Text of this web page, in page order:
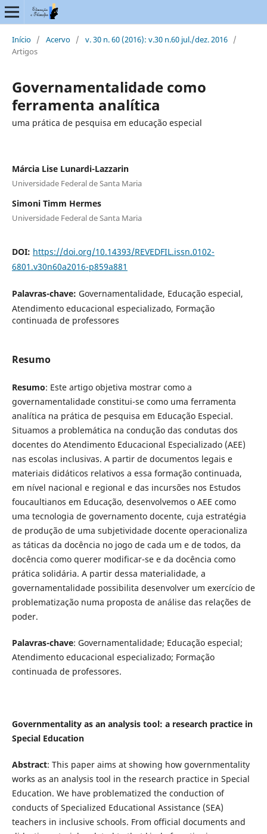
Início / Acervo / v. 30 n. 60 (2016): v.30 n.60 jul./dez. 2016 /
Artigos
Governamentalidade como
ferramenta analítica
uma prática de pesquisa em educação especial
Márcia Lise Lunardi-Lazzarin
Universidade Federal de Santa Maria
Simoni Timm Hermes
Universidade Federal de Santa Maria
DOI: https://doi.org/10.14393/REVEDFIL.issn.0102-
6801.v30n60a2016-p859a881
Palavras-chave: Governamentalidade, Educação especial,
Atendimento educacional especializado, Formação
continuada de professores
Resumo
Resumo: Este artigo objetiva mostrar como a
governamentalidade constitui-se como uma ferramenta
analítica na prática de pesquisa em Educação Especial.
Situamos a problemática na condução das condutas dos
docentes do Atendimento Educacional Especializado (AEE)
nas escolas inclusivas. A partir de documentos legais e
materiais didáticos relativos a essa formação continuada,
em nível nacional e regional e das incursões nos Estudos
foucaultianos em Educação, desenvolvemos o AEE como
uma tecnologia de governamento docente, cuja estratégia
de produção de uma subjetividade docente operacionaliza
as táticas da docência no jogo de cada um e de todos, da
docência como querer modificar-se e da docência como
prática solidária. A partir dessa materialidade, a
governamentalidade possibilita desenvolver um exercício de
problematização numa proposta de análise das relações de
poder.
Palavras-chave: Governamentalidade; Educação especial;
Atendimento educacional especializado; Formação
continuada de professores.
Governmentality as an analysis tool: a research practice in
Special Education
Abstract: This paper aims at showing how governmentality
works as an analysis tool in the research practice in Special
Education. We have problematized the conduction of
conducts of Specialized Educational Assistance (SEA)
teachers in inclusive schools. From official documents and